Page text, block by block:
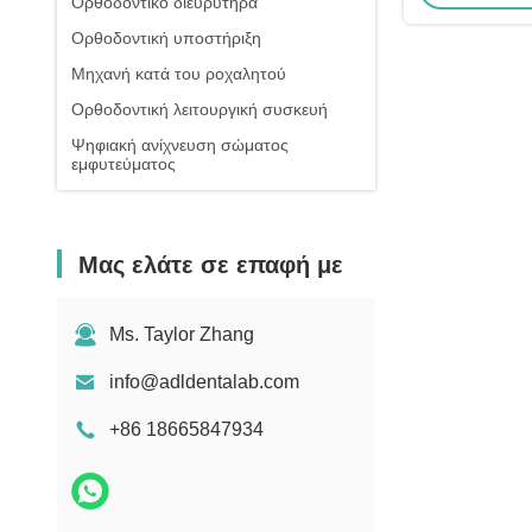
Ορθοδοντική υποστήριξη
Μηχανή κατά του ροχαλητού
Ορθοδοντική λειτουργική συσκευή
Ψηφιακή ανίχνευση σώματος
εμφυτεύματος
Μας ελάτε σε επαφή με
Ms. Taylor Zhang
info@adldentalab.com
+86 18665847934